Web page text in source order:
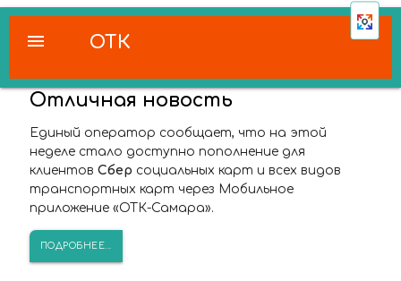
ОТК
menu
Отличная новость
Единый оператор сообщает, что на этой
неделе стало доступно пополнение для
клиентов Сбер социальных карт и всех видов
транспортных карт через Мобильное
приложение «ОТК-Самара».
ПОДРОБНЕЕ...